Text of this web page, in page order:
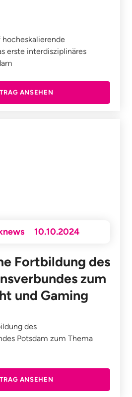
hocheskalierende
erste interdisziplinäres
ANSEHEN
10.10.2024
Fortbildung des
zum
und Gaming
des
Potsdam zum Thema
ANSEHEN